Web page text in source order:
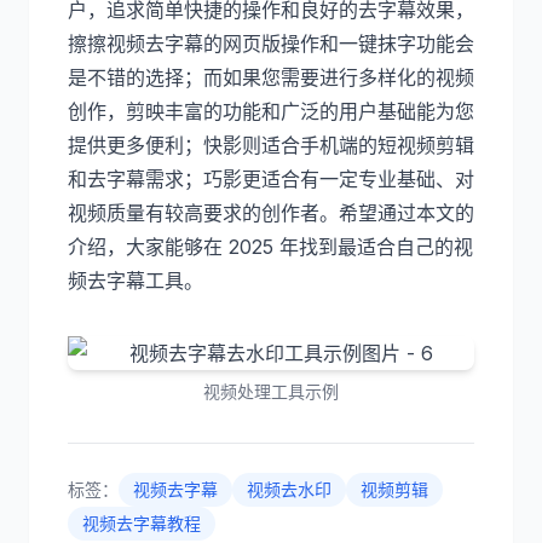
户，追求简单快捷的操作和良好的去字幕效果，
擦擦视频去字幕的网页版操作和一键抹字功能会
是不错的选择；而如果您需要进行多样化的视频
创作，剪映丰富的功能和广泛的用户基础能为您
提供更多便利；快影则适合手机端的短视频剪辑
和去字幕需求；巧影更适合有一定专业基础、对
视频质量有较高要求的创作者。希望通过本文的
介绍，大家能够在 2025 年找到最适合自己的视
频去字幕工具。
视频处理工具示例
标签： 视频去字幕 视频去水印
视频剪辑
视频去字幕教程